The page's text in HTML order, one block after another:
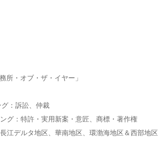
所・オブ・ザ・イヤー」
：訴訟、仲裁
グ：特許・実用新案・意匠、商標・著作権
江デルタ地区、華南地区、環渤海地区＆西部地区